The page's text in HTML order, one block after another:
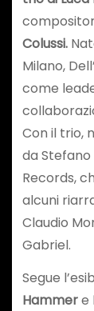
Colussi.
Milano,
come
Con il trio,
da
Records,
alcuni
Claudio
Gabriel.
Segue
Hammere